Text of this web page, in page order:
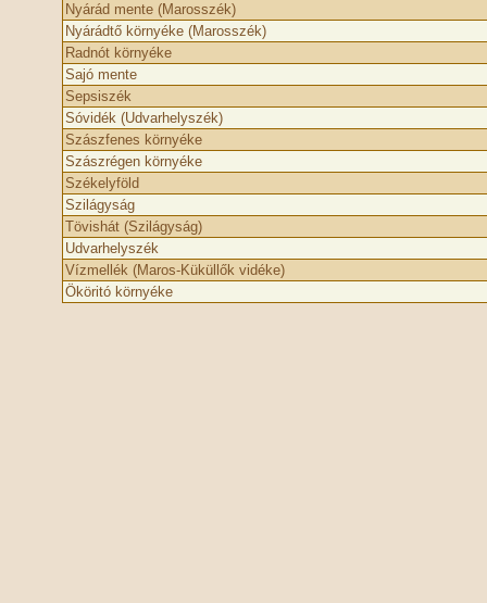
Nyárád mente (Marosszék)
Nyárádtő környéke (Marosszék)
Radnót környéke
Sajó mente
Sepsiszék
Sóvidék (Udvarhelyszék)
Szászfenes környéke
Szászrégen környéke
Székelyföld
Szilágyság
Tövishát (Szilágyság)
Udvarhelyszék
Vízmellék (Maros-Küküllők vidéke)
Ököritó környéke